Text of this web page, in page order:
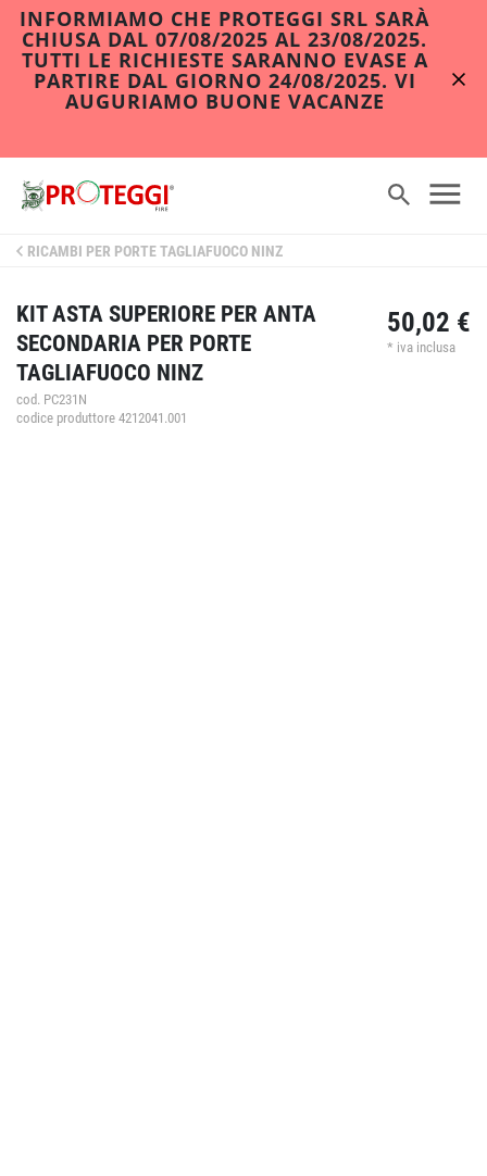
INFORMIAMO CHE PROTEGGI SRL SARÀ
CHIUSA DAL 07/08/2025 AL 23/08/2025.
TUTTI LE RICHIESTE SARANNO EVASE A
PARTIRE DAL GIORNO 24/08/2025. VI
AUGURIAMO BUONE VACANZE
RICAMBI PER PORTE TAGLIAFUOCO NINZ
KIT ASTA SUPERIORE PER ANTA
SECONDARIA PER PORTE
TAGLIAFUOCO NINZ
cod. PC231N
codice produttore 4212041.001
50,02 €
* iva inclusa